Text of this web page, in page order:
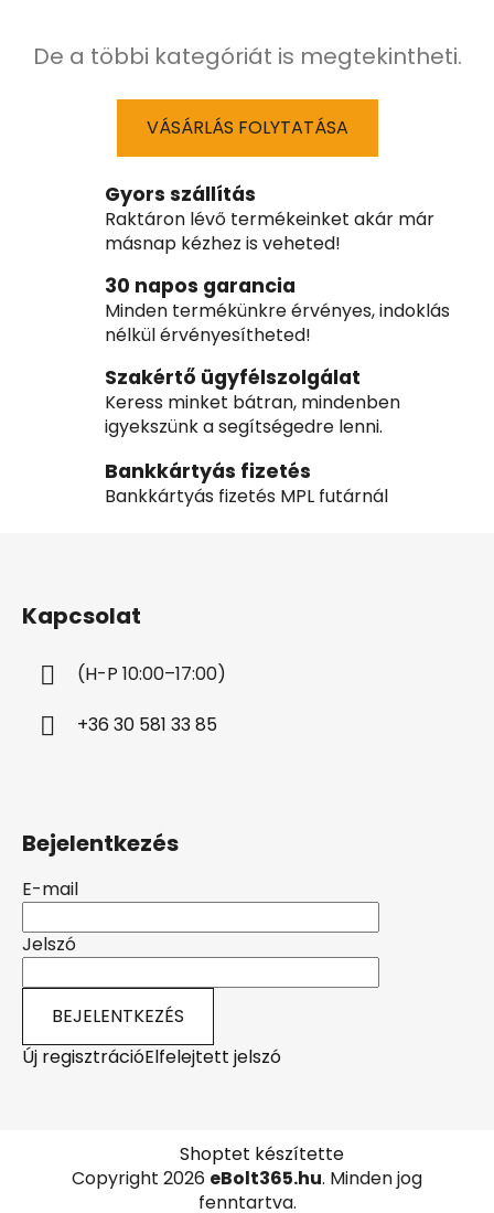
De a többi kategóriát is megtekintheti.
VÁSÁRLÁS FOLYTATÁSA
Gyors szállítás
Raktáron lévő termékeinket akár már
másnap kézhez is veheted!
30 napos garancia
Minden termékünkre érvényes, indoklás
nélkül érvényesítheted!
Szakértő ügyfélszolgálat
Keress minket bátran, mindenben
igyekszünk a segítségedre lenni.
Bankkártyás fizetés
Bankkártyás fizetés MPL futárnál
Kapcsolat
(H-P 10:00–17:00)
+36 30 581 33 85
Bejelentkezés
E-mail
Jelszó
BEJELENTKEZÉS
Új regisztrációElfelejtett jelszó
Shoptet készítette
Copyright 2026 eBolt365.hu. Minden jog
fenntartva.